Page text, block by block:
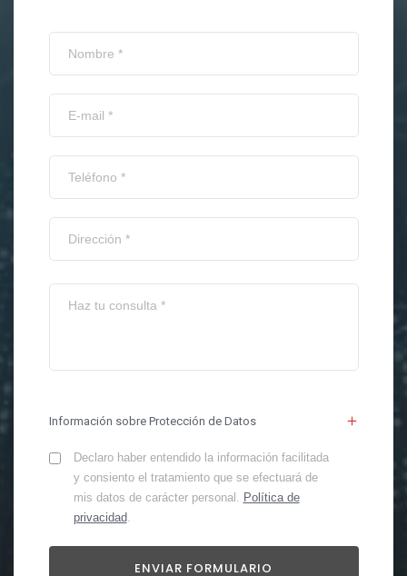
Información sobre Protección de Datos
Declaro haber entendido la información facilitada
y consiento el tratamiento que se efectuará de
mis datos de carácter personal. Política de
privacidad.